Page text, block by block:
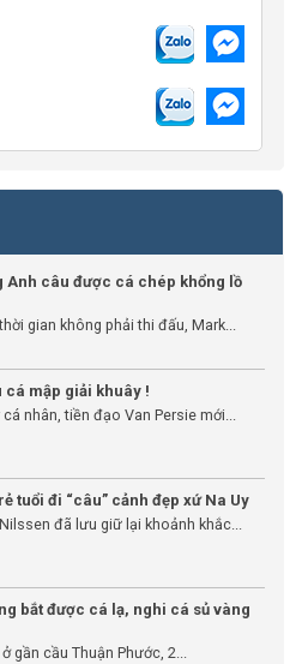
Anh câu được cá chép khổng lồ
gian không phải thi đấu, Mark...
mập giải khuây !
nhân, tiền đạo Van Persie mới...
tuổi đi “câu” cảnh đẹp xứ Na Uy
đã lưu giữ lại khoảnh khắc...
bắt được cá lạ, nghi cá sủ vàng
gần cầu Thuận Phước, 2...